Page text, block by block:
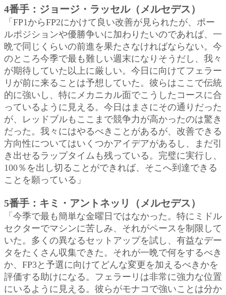
4番手：ジョージ・ラッセル（メルセデス）
「FP1からFP2にかけて良い改善が見られたが、ポー
ルポジションや優勝争いに加わりたいのであれば、一
晩で同じくらいの前進を果たさなければならない。今
のところ今季で最も難しい週末になりそうだし、我々
が期待していた以上に厳しい。今日に向けてフェラー
リが前に来ることは予想していた。彼らはここで伝統
的に強いし、特にメカニカル面でこうしたコースに合
っているように見える。今日はまさにその通りだった
が、レッドブルもここまで競争力が高かったのは驚き
だった。我々にはやるべきことがあるが、改善できる
方向性についてはいくつかアイデアがあるし、まだ引
き出せるラップタイムも残っている。完璧に実行し、
100％を出し切ることができれば、そこへ到達できる
ことを願っている」
5番手：キミ・アントネッリ（メルセデス）
「今季で最も簡単な金曜日ではなかった。特にミドル
セクターでマシンに苦しみ、それがペースを制限して
いた。多くの異なるセットアップを試し、有益なデー
タをたくさん収集できた。それが一晩で何をするべき
か、FP3と予選に向けてどんな変更を加えるべきかを
評価する助けになる。フェラーリは非常に強力な位置
にいるように見える。彼らがモナコで強いことは分か